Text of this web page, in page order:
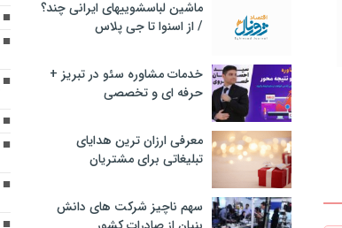
ماشین لباسشویی‎های ایرانی چند؟
/ از اسنوا تا جی پلاس
خدمات مشاوره سئو در تبریز +
حرفه ای و تخصصی
معرفی ارزان ترین هدایای
تبلیغاتی برای مشتریان
سهم ناچیز شرکت های دانش